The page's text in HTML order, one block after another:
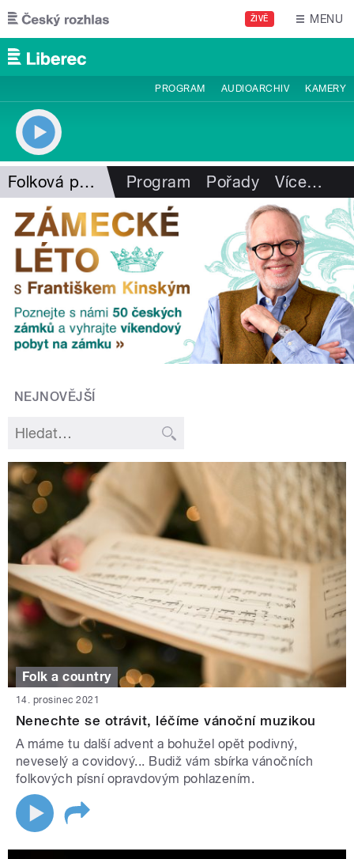
Přejít k hlavnímu obsahu
ŽIVĚ MENU
PROGRAM AUDIOARCHIV KAMERY
Folková pohlazení Program Pořady Více…
NEJNOVĚJŠÍ
Folk a country
14. prosinec 2021
Nenechte se otrávit, léčíme vánoční muzikou
A máme tu další advent a bohužel opět podivný,
neveselý a covidový... Budiž vám sbírka vánočních
folkových písní opravdovým pohlazením.